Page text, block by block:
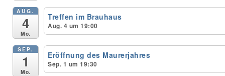
Selbstverständnis
AUG.
4
Mo.
Treffen im Brauhaus
Aug. 4 um 19:00
SEP.
1
Mo.
Eröffnung des Maurerjahres
Sep. 1 um 19:30